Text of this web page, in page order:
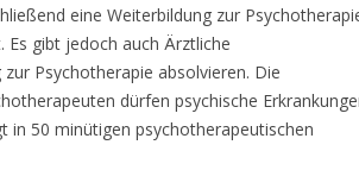
eine Weiterbildung zur
gibt jedoch auch Ärztliche
Psychotherapie absolvieren. Die
dürfen psychische
in 50 minütigen psychotherapeutischen